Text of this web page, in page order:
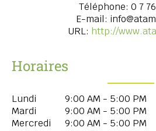
Téléphone: 0 7
E-mail:
URL: http://
Horaires
Lundi
9:00 AM - 5:00 PM
Mardi
9:00 AM - 5:00 PM
Mercredi
9:00 AM - 5:00 PM